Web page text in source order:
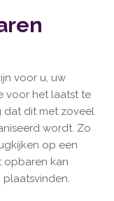
voor u, uw
voor het laatst te
dat dit met zoveel
wordt. Zo
op een
opbaren kan
plaatsvinden.